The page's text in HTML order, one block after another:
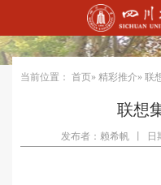
当前位置： 首页» 精彩推介» 联
联想
发布者：赖希帆 日